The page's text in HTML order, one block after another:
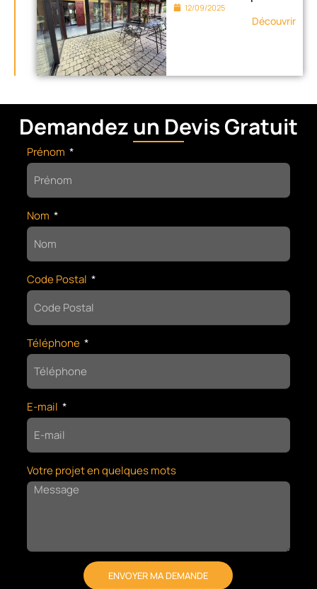
12/09/2025
Découvrir
Demandez un Devis Gratuit
Prénom
Nom
Code Postal
Téléphone
E-mail
Votre projet en quelques mots
ENVOYER MA DEMANDE